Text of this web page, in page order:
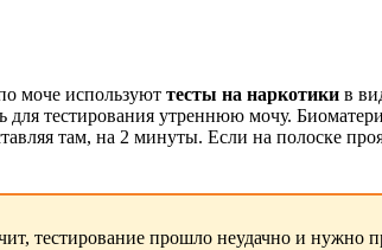
моче используют тесты на наркотики в
для тестирования утреннюю мочу.
там, на 2 минуты. Если на полоске
тестирование прошло неудачно и нужно